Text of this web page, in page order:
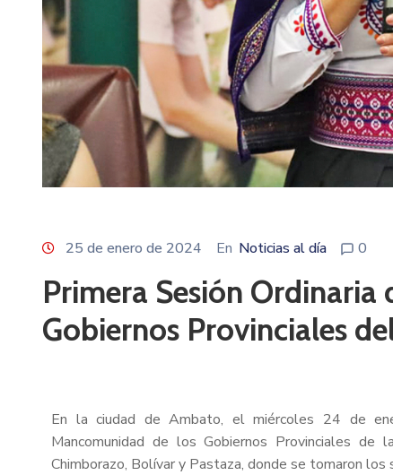
25 de enero de 2024 En Noticias al día 0
Primera Sesión
Gobiernos Provinciales
En la ciudad de Ambato, el miércoles 24 de
Mancomunidad de los Gobiernos Provinciales de
Chimborazo, Bolívar y Pastaza, donde se tomaron